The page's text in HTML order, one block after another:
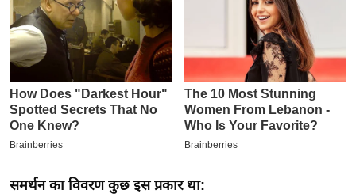
-
पे
प
र
मि
सा
ल
बे
समर्थन का विवरण कुछ इस प्रकार था: